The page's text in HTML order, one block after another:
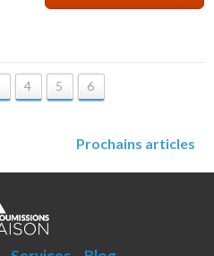
4 5 6
Prochains articles